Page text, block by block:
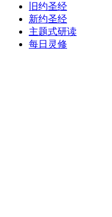
旧约圣经
新约圣经
主题式研读
每日灵修